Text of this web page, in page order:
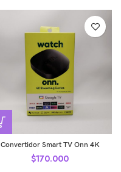
Convertidor Smart TV Onn 4K
$170.000